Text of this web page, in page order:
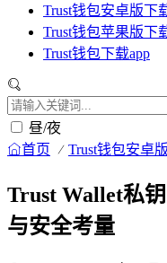
Trust钱包安卓版下
Trust钱包苹果版下
Trust钱包下载app
昼/夜
首页 Trust钱包安卓
Trust Wallet私
与安全考量